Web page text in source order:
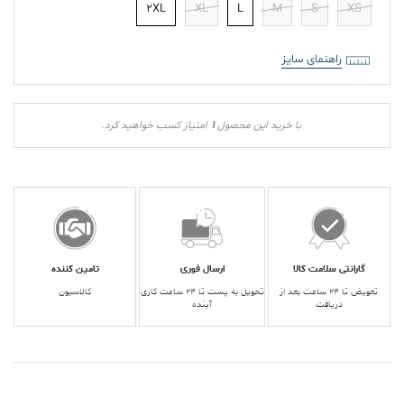
XS
S
M
L
XL
2XL
راهنمای سایز
با خرید این محصول1 امتیاز کسب خواهید کرد.
گارانتی سلامت کالا
تعویض تا ۲۴ ساعت بعد از
دریافت
ارسال فوری
تحویل به پست تا ۲۴ ساعت کاری
آینده
تامین کننده
کالاسیون